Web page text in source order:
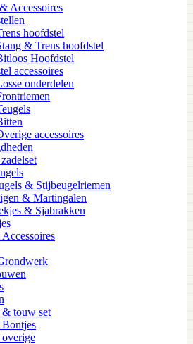
Accessoires
hoofdstel
& Trens hoofdstel
Hoofdstel
accessoires
onderdelen
accessoires
& Stijbeugelriemen
& Martingalen
& Sjabrakken
& touw set